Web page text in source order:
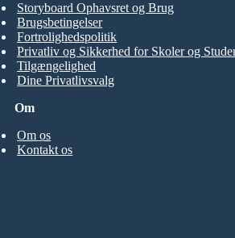
Om
Om os
Kontakt os
Storyboard Ophavsret og Brug
Brugsbetingelser
Fortrolighedspolitik
Privatliv og Sikkerhed for Skoler og
Tilgængelighed
Dine Privatlivsvalg